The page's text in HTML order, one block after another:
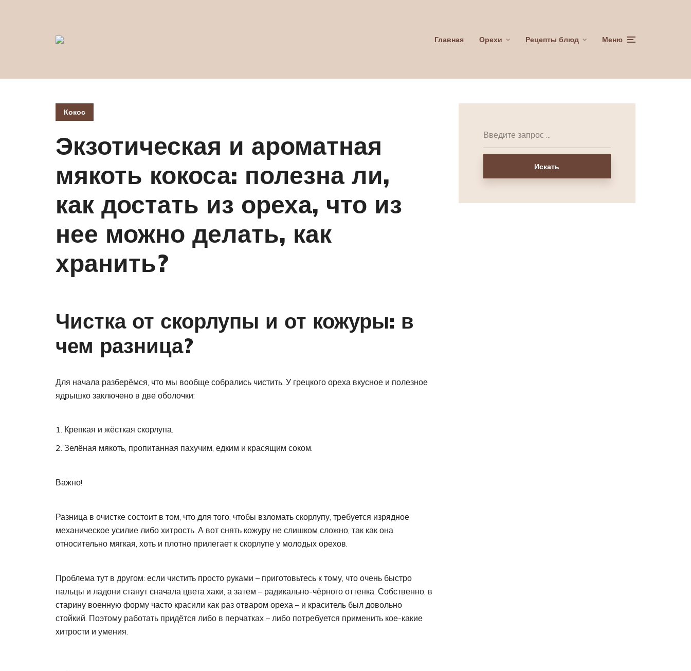
Главная Орехи Рецепты блюд Меню
Кокос
Экзотическая и ароматная
мякоть кокоса: полезна ли,
как достать из ореха, что из
нее можно делать, как
хранить?
Чистка от скорлупы и от кожуры: в
чем разница?
Для начала разберёмся, что мы вообще собрались чистить. У грецкого ореха вкусное и полезное
ядрышко заключено в две оболочки:
Крепкая и жёсткая скорлупа.
Зелёная мякоть, пропитанная пахучим, едким и красящим соком.
Важно!
Разница в очистке состоит в том, что для того, чтобы взломать скорлупу, требуется изрядное
механическое усилие либо хитрость. А вот снять кожуру не слишком сложно, так как она
относительно мягкая, хоть и плотно прилегает к скорлупе у молодых орехов.
Проблема тут в другом: если чистить просто руками – приготовьтесь к тому, что очень быстро
пальцы и ладони станут сначала цвета хаки, а затем – радикально-чёрного оттенка. Собственно, в
старину военную форму часто красили как раз отваром ореха – и краситель был довольно
стойкий. Поэтому работать придётся либо в перчатках – либо потребуется применить кое-какие
хитрости и умения.
Искать